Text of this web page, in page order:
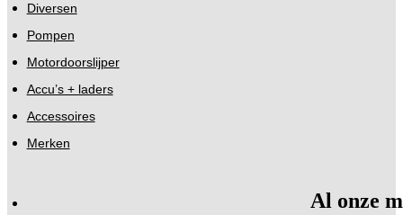
Diversen
Pompen
Motordoorslijper
Accu’s + laders
Accessoires
Merken
Al onze